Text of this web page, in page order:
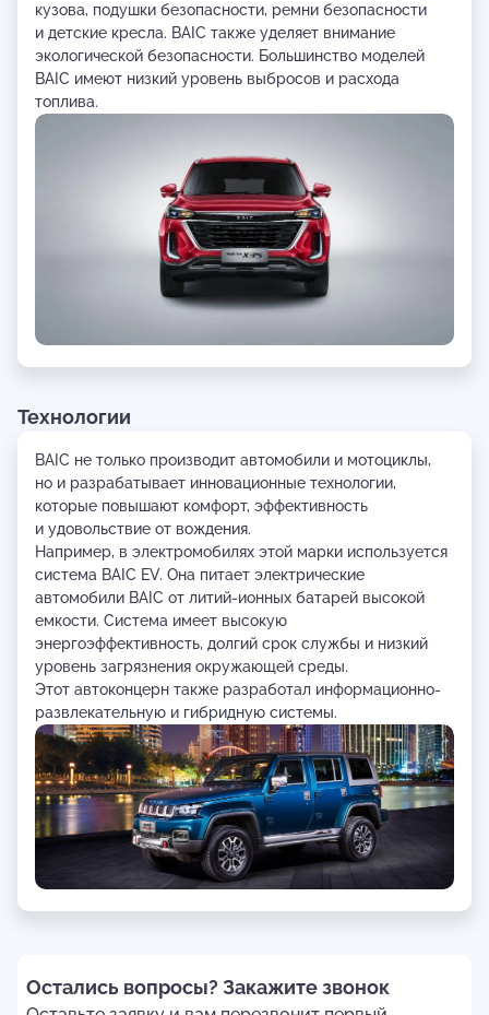
кузова, подушки безопасности, ремни безопасности
и детские кресла. BAIC также уделяет внимание
экологической безопасности. Большинство моделей
BAIC имеют низкий уровень выбросов и расхода
топлива.
Технологии
BAIC не только производит автомобили и мотоциклы,
но и разрабатывает инновационные технологии,
которые повышают комфорт, эффективность
и удовольствие от вождения.
Например, в электромобилях этой марки используется
система BAIC EV. Она питает электрические
автомобили BAIC от литий-ионных батарей высокой
емкости. Система имеет высокую
энергоэффективность, долгий срок службы и низкий
уровень загрязнения окружающей среды.
Этот автоконцерн также разработал информационно-
развлекательную и гибридную системы.
Остались вопросы? Закажите звонок